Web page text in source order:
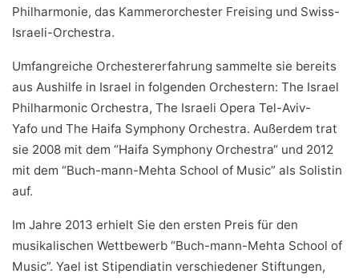
Philharmonie, das Kammerorchester Freising und Swiss-
Israeli-Orchestra.
Umfangreiche Orchestererfahrung sammelte sie bereits
aus Aushilfe in Israel in folgenden Orchestern: The Israel
Philharmonic Orchestra, The Israeli Opera Tel-Aviv-
Yafo und The Haifa Symphony Orchestra. Außerdem trat
sie 2008 mit dem “Haifa Symphony Orchestra“ und 2012
mit dem “Buch-mann-Mehta School of Music” als Solistin
auf.
Im Jahre 2013 erhielt Sie den ersten Preis für den
musikalischen Wettbewerb “Buch-mann-Mehta School of
Music”. Yael ist Stipendiatin verschiedener Stiftungen,